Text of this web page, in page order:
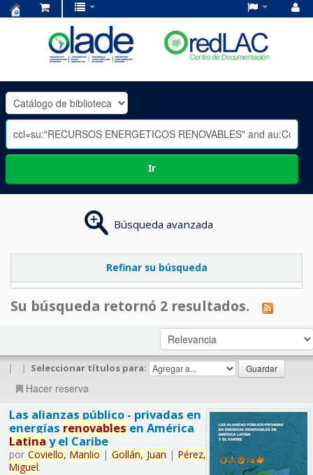
OLADE
-
Ir
Búsqueda avanzada
Refinar su búsqueda
Su búsqueda retornó 2 resultados.
| | Seleccionar títulos para:
Hacer reserva
Las alianzas público - privadas en
energías renovables en América
Latina y el Caribe
por Coviello, Manlio | Gollán, Juan | Pérez,
Miguel.